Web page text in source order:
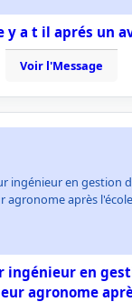
y a t il aprés un
Voir l'Message
ingénieur en gestion
agronome après
ingénieur en
agronome